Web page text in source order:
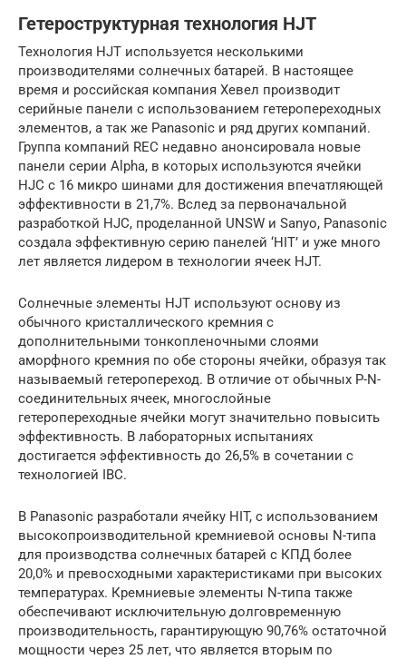
Гетероструктурная технология HJT
Технология HJT используется несколькими
производителями солнечных батарей. В настоящее
время и российская компания Хевел производит
серийные панели с использованием гетеропереходных
элементов, а так же Panasonic и ряд других компаний.
Группа компаний REC недавно анонсировала новые
панели серии Alpha, в которых используются ячейки
HJC с 16 микро шинами для достижения впечатляющей
эффективности в 21,7%. Вслед за первоначальной
разработкой HJC, проделанной UNSW и Sanyo, Panasonic
создала эффективную серию панелей ‘HIT’ и уже много
лет является лидером в технологии ячеек HJT.
Солнечные элементы HJT используют основу из
обычного кристаллического кремния с
дополнительными тонкопленочными слоями
аморфного кремния по обе стороны ячейки, образуя так
называемый гетеропереход. В отличие от обычных P-N-
соединительных ячеек, многослойные
гетеропереходные ячейки могут значительно повысить
эффективность. В лабораторных испытаниях
достигается эффективность до 26,5% в сочетании с
технологией IBC.
В Panasonic разработали ячейку HIT, с использованием
высокопроизводительной кремниевой основы N-типа
для производства солнечных батарей с КПД более
20,0% и превосходными характеристиками при высоких
температурах. Кремниевые элементы N-типа также
обеспечивают исключительную долговременную
производительность, гарантирующую 90,76% остаточной
мощности через 25 лет, что является вторым по